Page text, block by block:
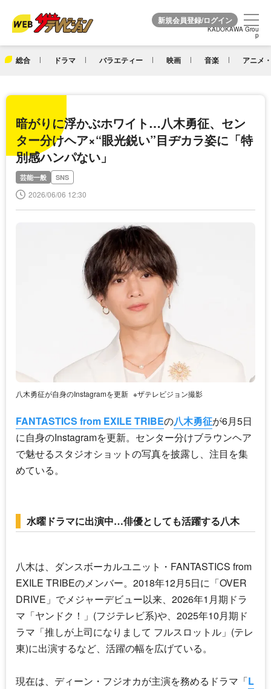
KADOKAWA Grou
p
総合 ドラマ バラエティー 映画 音楽 アニメ
KADOKAWA Grou
p
暗がりに浮かぶホワイト…八木勇征、セン
ター分けヘア×“眼光鋭い”目ヂカラ姿に「特
別感ハンパない」
芸能一般 SNS
2026/06/06 12:30
八木勇征が自身のInstagramを更新 ※ザテレビジョン撮影
FANTASTICS from EXILE TRIBEの八木勇征が6月5日
に自身のInstagramを更新。センター分けブラウンヘア
で魅せるスタジオショットの写真を披露し、注目を集
めている。
水曜ドラマに出演中…俳優としても活躍する八木
八木は、ダンスボーカルユニット・ FANTASTICS from
EXILE TRIBEのメンバー。2018年12月5日に「OVER
DRIVE」でメジャーデビュー以来、2026年1月期ドラ
マ「ヤンドク！」(フジテレビ系)や、2025年10月期ド
ラマ「推しが上司になりまして フルスロットル」(テレ
東)に出演するなど、活躍の幅を広げている。
現在は、ディーン・フジオカが主演を務めるドラマ「L